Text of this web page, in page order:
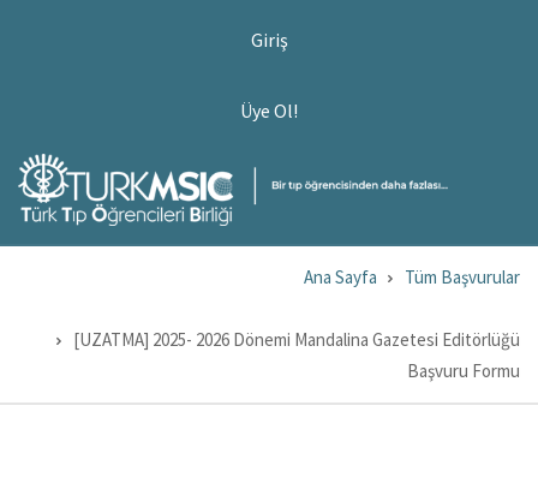
Giriş
Üye Ol!
yolu
Ana Sayfa Tüm Başvurular
[UZATMA] 2025- 2026 Dönemi Mandalina Gazetesi Editörlüğü
Başvuru Formu